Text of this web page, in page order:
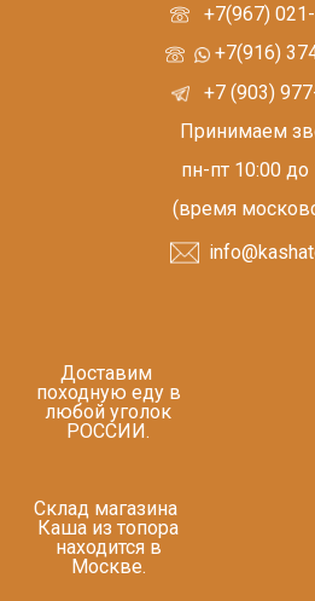
+7(967)
+7(916)
+7 (903)
Принимаем
пн-пт 10:00 до
(время
Доставим
походную еду в
любой уголок
РОССИИ.
Склад магазина
Каша из топора
находится в
Москве.